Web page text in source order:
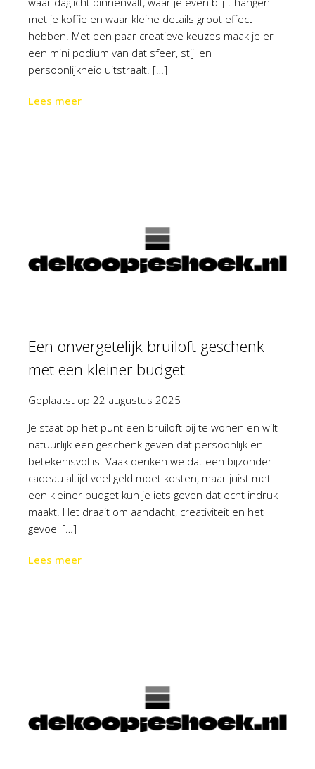
met je koffie en waar kleine details groot effect
hebben. Met een paar creatieve keuzes maak je er
een mini podium van dat sfeer, stijl en
persoonlijkheid uitstraalt. […]
Lees meer
Een onvergetelijk bruiloft geschenk
met een kleiner budget
Geplaatst op 22 augustus 2025
Je staat op het punt een bruiloft bij te wonen en wilt
natuurlijk een geschenk geven dat persoonlijk en
betekenisvol is. Vaak denken we dat een bijzonder
cadeau altijd veel geld moet kosten, maar juist met
een kleiner budget kun je iets geven dat echt indruk
maakt. Het draait om aandacht, creativiteit en het
gevoel […]
Lees meer